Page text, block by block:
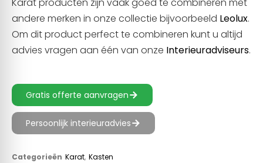
andere merken in onze collectie bijvoorbeeld Leolux.
Om dit product perfect te combineren kunt u altijd
advies vragen aan één van onze Interieuradviseurs.
Gratis offerte aanvragen
Persoonlijk interieuradvies
Categorieën Karat, Kasten